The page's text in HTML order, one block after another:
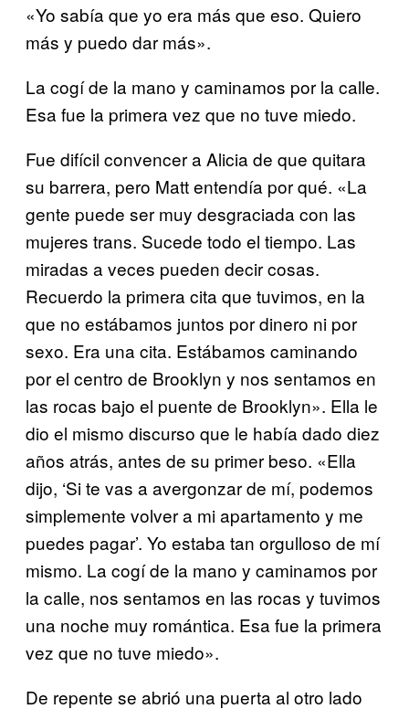
«Yo sabía que yo era más que eso. Quiero
más y puedo dar más».
La cogí de la mano y caminamos por la calle.
Esa fue la primera vez que no tuve miedo.
Fue difícil convencer a Alicia de que quitara
su barrera, pero Matt entendía por qué. «La
gente puede ser muy desgraciada con las
mujeres trans. Sucede todo el tiempo. Las
miradas a veces pueden decir cosas.
Recuerdo la primera cita que tuvimos, en la
que no estábamos juntos por dinero ni por
sexo. Era una cita. Estábamos caminando
por el centro de Brooklyn y nos sentamos en
las rocas bajo el puente de Brooklyn». Ella le
dio el mismo discurso que le había dado diez
años atrás, antes de su primer beso. «Ella
dijo, ‘Si te vas a avergonzar de mí, podemos
simplemente volver a mi apartamento y me
puedes pagar’. Yo estaba tan orgulloso de mí
mismo. La cogí de la mano y caminamos por
la calle, nos sentamos en las rocas y tuvimos
una noche muy romántica. Esa fue la primera
vez que no tuve miedo».
De repente se abrió una puerta al otro lado